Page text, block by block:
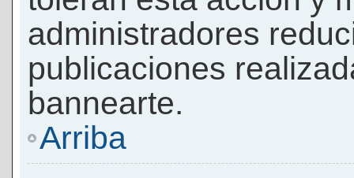
administradores
publicaciones
bannearte.
Arriba